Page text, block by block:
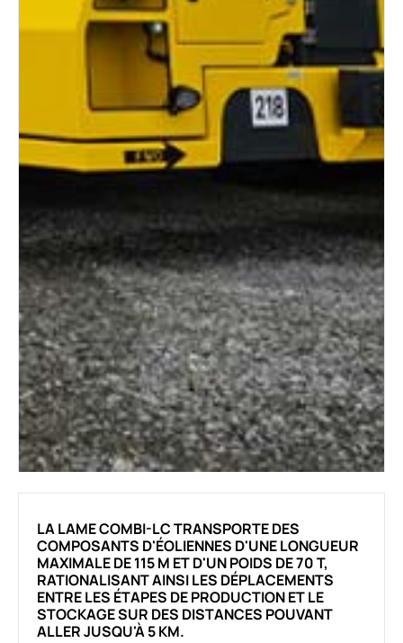
LA LAME COMBI-LC TRANSPORTE DES
COMPOSANTS D'ÉOLIENNES D'UNE LONGUEUR
MAXIMALE DE 115 M ET D'UN POIDS DE 70 T,
RATIONALISANT AINSI LES DÉPLACEMENTS
ENTRE LES ÉTAPES DE PRODUCTION ET LE
STOCKAGE SUR DES DISTANCES POUVANT
ALLER JUSQU'À 5 KM.